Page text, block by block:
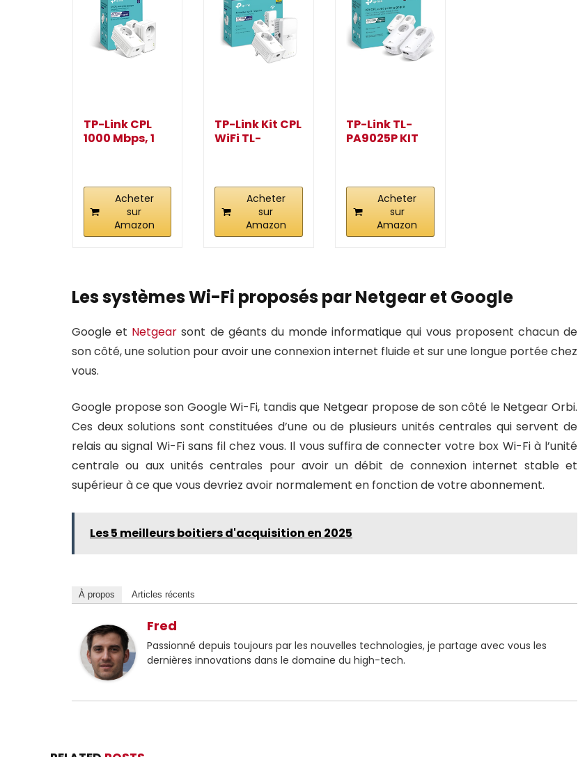
TP-Link CPL
1000 Mbps, 1
Acheter
sur
Amazon
TP-Link Kit CPL
WiFi TL-
Acheter
sur
Amazon
TP-Link TL-
PA9025P KIT
Acheter
sur
Amazon
Les systèmes Wi-Fi proposés par Netgear et Google
Google et Netgear sont de géants du monde informatique qui vous proposent chacun de
son côté, une solution pour avoir une connexion internet fluide et sur une longue portée chez
vous.
Google propose son Google Wi-Fi, tandis que Netgear propose de son côté le Netgear Orbi.
Ces deux solutions sont constituées d’une ou de plusieurs unités centrales qui servent de
relais au signal Wi-Fi sans fil chez vous. Il vous suffira de connecter votre box Wi-Fi à l’unité
centrale ou aux unités centrales pour avoir un débit de connexion internet stable et
supérieur à ce que vous devriez avoir normalement en fonction de votre abonnement.
Les 5 meilleurs boitiers d'acquisition en 2025
À propos Articles récents
Fred
Passionné depuis toujours par les nouvelles technologies, je partage avec vous les
dernières innovations dans le domaine du high-tech.